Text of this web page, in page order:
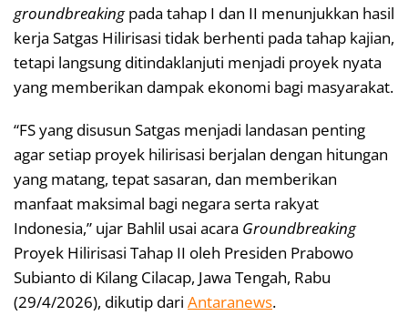
groundbreakingpada tahap I dan II menunjukkan hasil
kerja Satgas Hilirisasi tidak berhenti pada tahap kajian,
tetapi langsung ditindaklanjuti menjadi proyek nyata
yang memberikan dampak ekonomi bagi masyarakat.
“FS yang disusun Satgas menjadi landasan penting
agar setiap proyek hilirisasi berjalan dengan hitungan
yang matang, tepat sasaran, dan memberikan
manfaat maksimal bagi negara serta rakyat
Indonesia,” ujar Bahlil usai acara Groundbreaking
Proyek Hilirisasi Tahap II oleh Presiden Prabowo
Subianto di Kilang Cilacap, Jawa Tengah, Rabu
(29/4/2026), dikutip dari Antaranews.